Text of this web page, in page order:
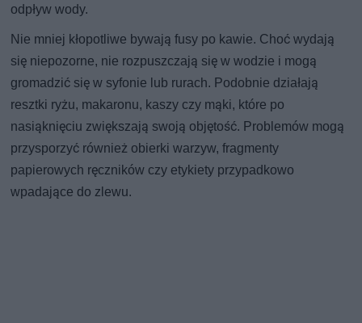
odpływ wody.
Nie mniej kłopotliwe bywają fusy po kawie. Choć wydają
się niepozorne, nie rozpuszczają się w wodzie i mogą
gromadzić się w syfonie lub rurach. Podobnie działają
resztki ryżu, makaronu, kaszy czy mąki, które po
nasiąknięciu zwiększają swoją objętość. Problemów mogą
przysporzyć również obierki warzyw, fragmenty
papierowych ręczników czy etykiety przypadkowo
wpadające do zlewu.